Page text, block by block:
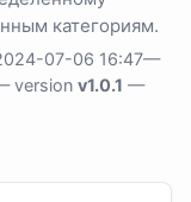
категориям.
07-06 16:47—
version v1.0.1 —